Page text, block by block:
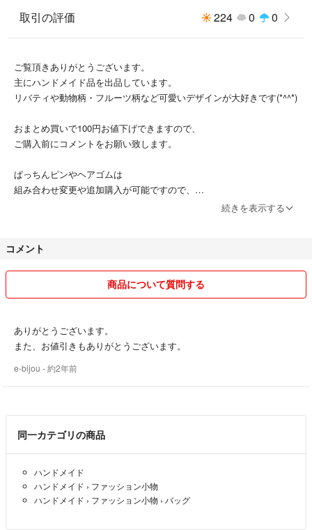
取引の評価 224 0 0
ご覧頂きありがとうございます。
主にハンドメイド品を出品しています。
リバティや動物柄・フルーツ柄など可愛いデザインが大好きです(*^^*)
おまとめ買いで100円お値下げできますので、
ご購入前にコメントをお願い致します。
ぱっちんピンやヘアゴムは
組み合わせ変更や追加購入が可能ですので、
✳︎商品は使用品、未使用品でも素人の自宅保管です。
ペット、喫煙者はおりません。
気になる方は購入前にコメントお願い致します。
続きを表示する
コメント
商品について質問する
ありがとうございます。
また、お値引きもありがとうございます。
e-bijou - 約2年前
同一カテゴリの商品
ハンドメイド
ハンドメイド › ファッション小物
ハンドメイド › ファッション小物 › バッグ